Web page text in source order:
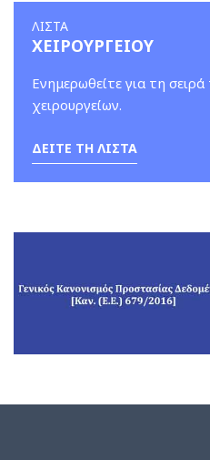
ΛΙΣΤΑ
ΧΕΙΡΟΥΡΓΕΙΟΥ
Ενημερωθείτε για τη
χειρουργείων.
ΔΕΙΤΕ ΤΗ ΛΙΣΤΑ